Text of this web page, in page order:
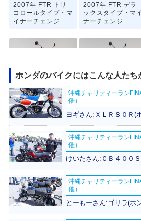
2007年 FTR トリ
コロールタイプ・マ
イナーチェンジ
2007年 FTR デラ
ックスタイプ・マイ
ナーチェンジ
2006年 FTR トリ
コロールカラー・カ
ラーチェンジ
2006年 FTR スタ
ンダードカラー・
ラーチェンジ
2005年 FTR ソリ
ッドカラー・カラー
チェンジ
トーンカラー・カ
ーチェンジ
ホンダのバイクにはこんな人たち
沖縄チャリティーラン
催）
ヨギさん:ＸＬＲ８０Ｒ(
沖縄チャリティーラン
催）
沖縄チャリティーラン
催）
とーもーさん:ゴリラ(ホ